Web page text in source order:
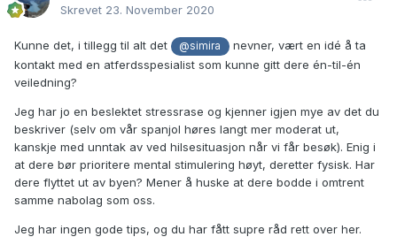
Skrevet 23. November 2020
Kunne det, i tillegg til alt det @simira
nevner, vært en idé å ta
kontakt med en atferdsspesialist som kunne gitt dere én-til-én
veiledning?
Jeg har jo en beslektet stressrase og kjenner igjen mye av det du
beskriver (selv om vår spanjol høres langt mer moderat ut,
kanskje med unntak av ved hilsesituasjon når vi får besøk). Enig i
at dere bør prioritere mental stimulering høyt, deretter fysisk. Har
dere flyttet ut av byen? Mener å huske at dere bodde i omtrent
samme nabolag som oss.
Jeg har ingen gode tips, og du har fått supre råd rett over her.